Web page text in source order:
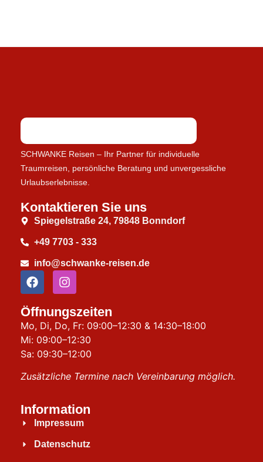
SCHWANKE Reisen – Ihr Partner für individuelle
Traumreisen, persönliche Beratung und unvergessliche
Urlaubserlebnisse.
Kontaktieren Sie uns
Spiegelstraße 24, 79848 Bonndorf
+49 7703 - 333
info@schwanke-reisen.de
Öffnungszeiten
Mo, Di, Do, Fr: 09:00–12:30 & 14:30–18:00
Mi: 09:00–12:30
Sa: 09:30–12:00
Zusätzliche Termine nach Vereinbarung möglich.
Information
Impressum
Datenschutz